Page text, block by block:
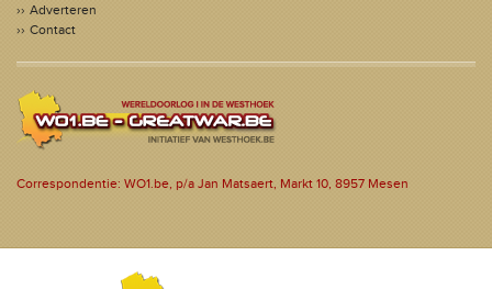
Adverteren
Contact
Correspondentie: WO1.be, p/a Jan Matsaert, Markt 10, 8957 Mesen